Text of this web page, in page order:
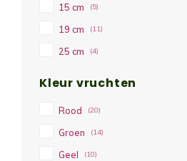
15 cm (5)
19 cm (11)
25 cm (4)
Kleur vruchten
Rood (20)
Groen (14)
Geel (10)